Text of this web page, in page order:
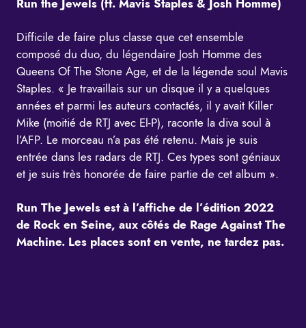
Run the Jewels (ft. Mavis Staples & Josh Homme)
Difficile de faire plus classe que cet ensemble
composé du duo, du légendaire Josh Homme des
Queens Of The Stone Age, et de la légende soul Mavis
Staples. « Je travaillais sur un disque il y a quelques
années et parmi les auteurs contactés, il y avait Killer
Mike (moitié de RTJ avec El-P), raconte la diva soul à
l’AFP. Le morceau n’a pas été retenu. Mais je suis
entrée dans les radars de RTJ. Ces types sont géniaux
et je suis très honorée de faire partie de cet album ».
Run The Jewels est à l’affiche de l’édition 2022
de Rock en Seine, aux côtés de Rage Against The
Machine. Les places sont en vente, ne tardez pas.